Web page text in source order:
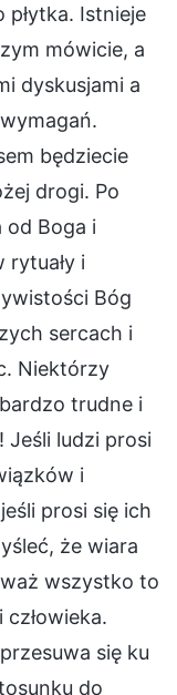
płytka. Istnieje
mówicie, a
dyskusjami a
będziecie
drogi. Po
od Boga i
rytuały i
Bóg
sercach i
Niektórzy
trudne i
ludzi prosi
i
prosi się ich
że wiara
wszystko to
się ku
do